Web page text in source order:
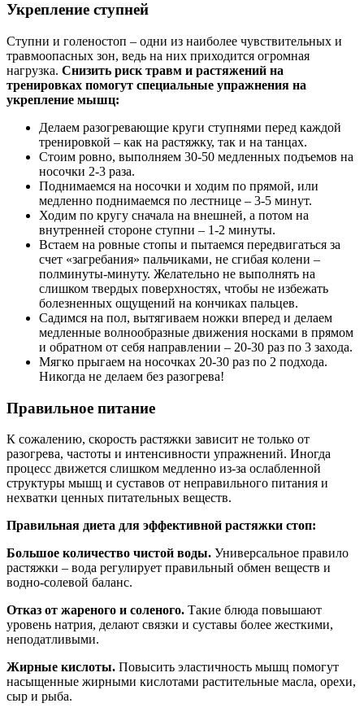
Укрепление ступней
Ступни и голеностоп – одни из наиболее чувствительных и
травмоопасных зон, ведь на них приходится огромная
нагрузка. Снизить риск травм и растяжений на
тренировках помогут специальные упражнения на
укрепление мышц:
Делаем разогревающие круги ступнями перед каждой
тренировкой – как на растяжку, так и на танцах.
Стоим ровно, выполняем 30-50 медленных подъемов на
носочки 2-3 раза.
Поднимаемся на носочки и ходим по прямой, или
медленно поднимаемся по лестнице – 3-5 минут.
Ходим по кругу сначала на внешней, а потом на
внутренней стороне ступни – 1-2 минуты.
Встаем на ровные стопы и пытаемся передвигаться за
счет «загребания» пальчиками, не сгибая колени –
полминуты-минуту. Желательно не выполнять на
слишком твердых поверхностях, чтобы не избежать
болезненных ощущений на кончиках пальцев.
Садимся на пол, вытягиваем ножки вперед и делаем
медленные волнообразные движения носками в прямом
и обратном от себя направлении – 20-30 раз по 3 захода.
Мягко прыгаем на носочках 20-30 раз по 2 подхода.
Никогда не делаем без разогрева!
Правильное питание
К сожалению, скорость растяжки зависит не только от
разогрева, частоты и интенсивности упражнений. Иногда
процесс движется слишком медленно из-за ослабленной
структуры мышц и суставов от неправильного питания и
нехватки ценных питательных веществ.
Правильная диета для эффективной растяжки стоп:
Большое количество чистой воды. Универсальное правило
растяжки – вода регулирует правильный обмен веществ и
водно-солевой баланс.
Отказ от жареного и соленого. Такие блюда повышают
уровень натрия, делают связки и суставы более жесткими,
неподатливыми.
Жирные кислоты. Повысить эластичность мышц помогут
насыщенные жирными кислотами растительные масла, орехи,
сыр и рыба.